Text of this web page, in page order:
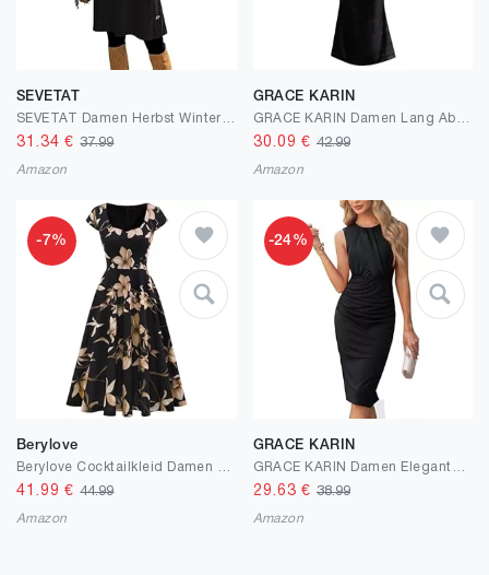
SEVETAT
SEVETAT Damen Herbst Winter Elegant Strickkleid Tunika Kleid Casual Lose Pulloverkleid Blusenkleid Rundhals Langarm Leicht Jumper Kleider Freizeitkleid mit Taschen und Seite Knöpfen
31.34 €37.99
Amazon
GRACE KARIN
30.09 € 42.99
Amazon
-7%
Berylove
41.99 €44.99
Amazon
-24%
GRACE KARIN
29.63 € 38.99
Amazon